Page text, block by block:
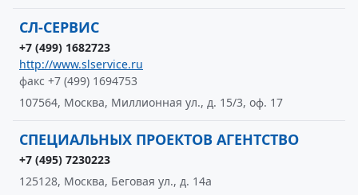
СЛ-СЕРВИС
+7 (499) 1682723
http://www.slservice.ru
факс +7 (499) 1694753
107564, Москва, Миллионная ул., д. 15/3, оф. 17
СПЕЦИАЛЬНЫХ ПРОЕКТОВ АГЕНТСТВО
+7 (495) 7230223
125128, Москва, Беговая ул., д. 14а